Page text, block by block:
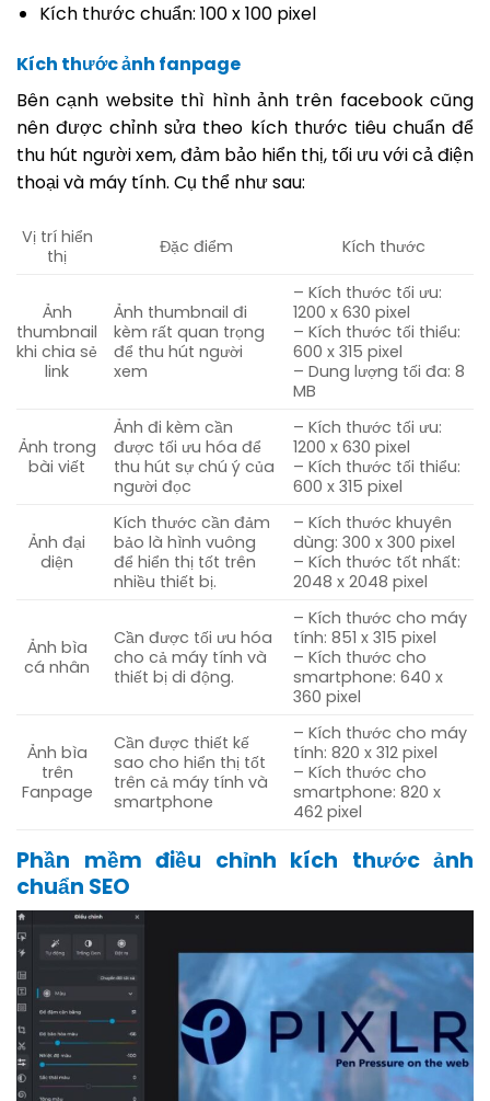
Kích thước chuẩn: 100 x 100 pixel
Kích thước ảnh fanpage
Bên cạnh website thì hình ảnh trên facebook cũng
nên được chỉnh sửa theo kích thước tiêu chuẩn để
thu hút người xem, đảm bảo hiển thị, tối ưu với cả điện
thoại và máy tính. Cụ thể như sau:
Vị trí hiển
thị
Đặc điểm Kích thước
Ảnh
thumbnail
khi chia sẻ
link
Ảnh thumbnail đi
kèm rất quan trọng
để thu hút người
xem
– Kích thước tối ưu:
1200 x 630 pixel
– Kích thước tối thiểu:
600 x 315 pixel
– Dung lượng tối đa: 8
MB
Ảnh trong
bài viết
Ảnh đi kèm cần
được tối ưu hóa để
thu hút sự chú ý của
người đọc
– Kích thước tối ưu:
1200 x 630 pixel
– Kích thước tối thiểu:
600 x 315 pixel
Ảnh đại
diện
Kích thước cần đảm
bảo là hình vuông
để hiển thị tốt trên
nhiều thiết bị.
– Kích thước khuyên
dùng: 300 x 300 pixel
– Kích thước tốt nhất:
2048 x 2048 pixel
Ảnh bìa
cá nhân
Cần được tối ưu hóa
cho cả máy tính và
thiết bị di động.
– Kích thước cho máy
tính: 851 x 315 pixel
– Kích thước cho
smartphone: 640 x
360 pixel
Ảnh bìa
trên
Fanpage
Cần được thiết kế
sao cho hiển thị tốt
trên cả máy tính và
smartphone
– Kích thước cho máy
tính: 820 x 312 pixel
– Kích thước cho
smartphone: 820 x
462 pixel
Phần mềm điều chỉnh kích thước ảnh
chuẩn SEO